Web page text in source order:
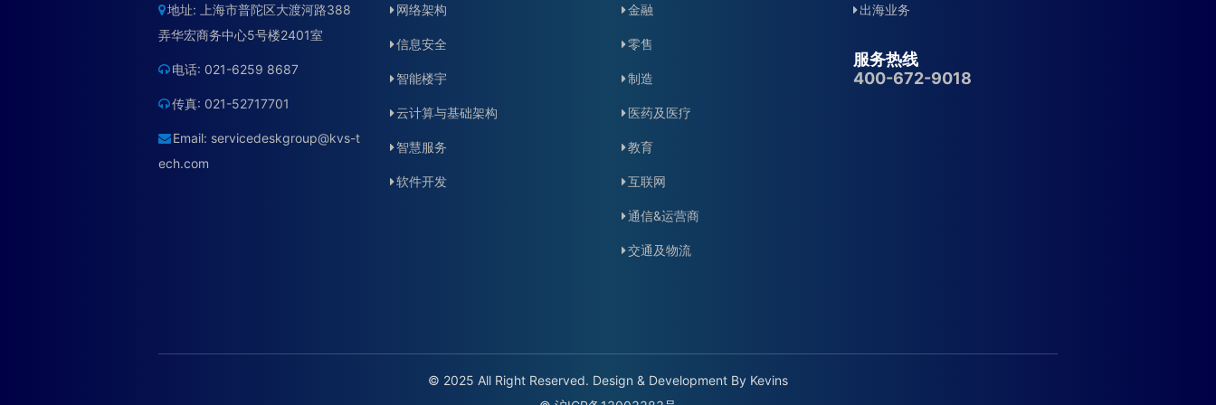
地址: 上海市普陀区大渡河路388
弄华宏商务中心5号楼2401室
电话: 021-6259 8687
传真: 021-52717701
Email: servicedeskgroup@kvs-t
ech.com
网络架构
信息安全
智能楼宇
云计算与基础架构
智慧服务
软件开发
金融
零售
制造
医药及医疗
教育
互联网
通信&运营商
交通及物流
出海业务
服务热线
400-672-9018
© 2025 All Right Reserved. Design & Development By Kevins